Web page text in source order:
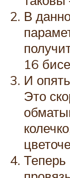
В
16
И
Это
Теперь